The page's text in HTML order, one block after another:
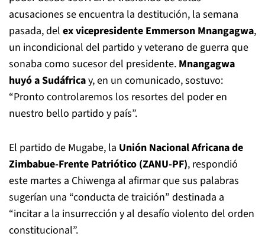
acusaciones se encuentra la destitución, la semana
pasada, del ex vicepresidente Emmerson Mnangagwa,
un incondicional del partido y veterano de guerra que
sonaba como sucesor del presidente. Mnangagwa
huyó a Sudáfricay, en un comunicado, sostuvo:
“Pronto controlaremos los resortes del poder en
nuestro bello partido y país”.
El partido de Mugabe, la Unión Nacional Africana de
Zimbabue-Frente Patriótico (ZANU-PF), respondió
este martes a Chiwenga al afirmar que sus palabras
sugerían una “conducta de traición” destinada a
“incitar a la insurrección y al desafío violento del orden
constitucional”.